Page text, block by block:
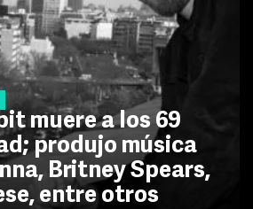
muere a los 69
produjo música
Britney Spears,
entre otros